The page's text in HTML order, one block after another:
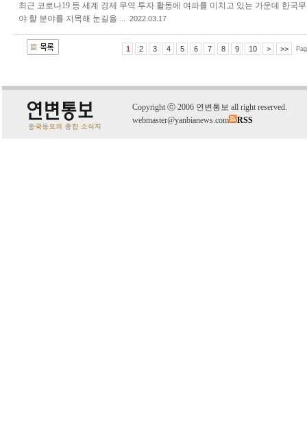
최근 코로나19 등 세계 경제 무역 투자 활동에 여파를 미치고 있는 가운데 한국
야 할 분야를 지목해 눈길을 ... 2022.03.17
1 2 3 4 5 6 7 8 9 10 > >>
Copyright ⓒ 2006 연변통보 all right reserved.
webmaster@yanbianews.com
RSS